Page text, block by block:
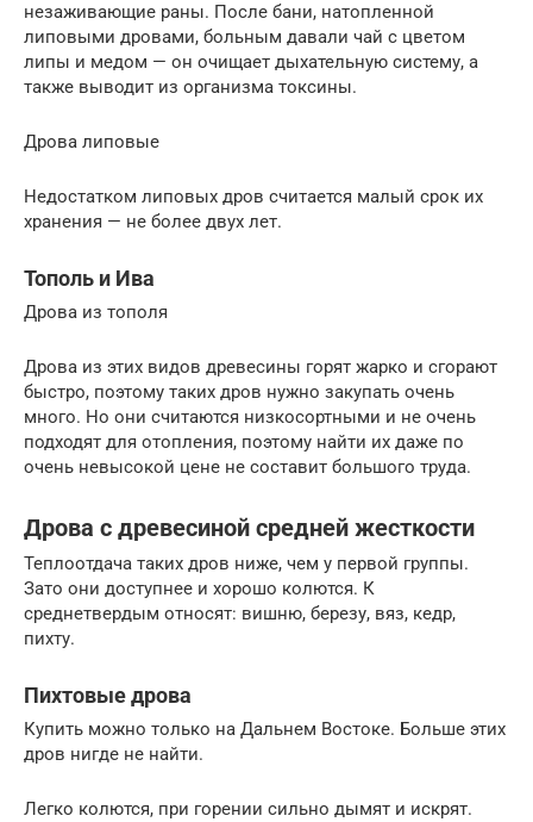
незаживающие раны. После бани, натопленной
липовыми дровами, больным давали чай с цветом
липы и медом — он очищает дыхательную систему, а
также выводит из организма токсины.
Дрова липовые
Недостатком липовых дров считается малый срок их
хранения — не более двух лет.
Тополь и Ива
Дрова из тополя
Дрова из этих видов древесины горят жарко и сгорают
быстро, поэтому таких дров нужно закупать очень
много. Но они считаются низкосортными и не очень
подходят для отопления, поэтому найти их даже по
очень невысокой цене не составит большого труда.
Дрова с древесиной средней жесткости
Теплоотдача таких дров ниже, чем у первой группы.
Зато они доступнее и хорошо колются. К
среднетвердым относят: вишню, березу, вяз, кедр,
пихту.
Пихтовые дрова
Купить можно только на Дальнем Востоке. Больше этих
дров нигде не найти.
Легко колются, при горении сильно дымят и искрят.